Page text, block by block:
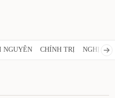
NGUYÊN CHÍNH TRỊ NGHỊ